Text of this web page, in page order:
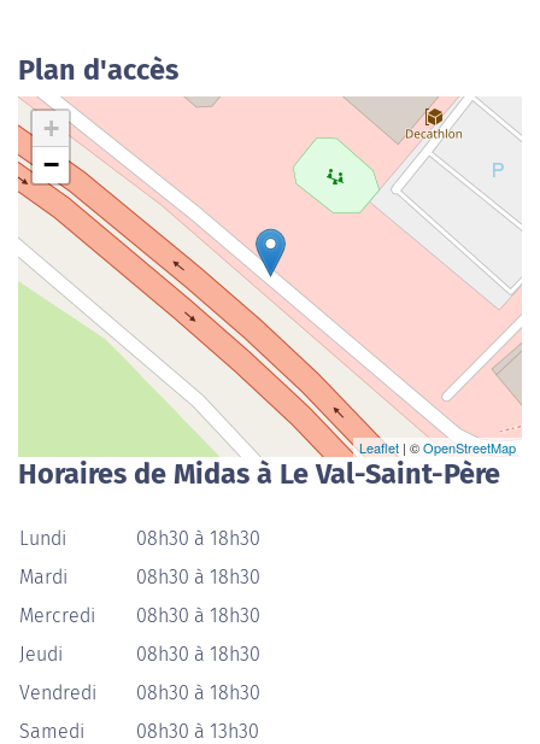
Plan d'accès
+
−
Leaflet | ©OpenStreetMap
Horaires de Midas à Le Val-Saint-Père
Lundi
08h30 à 18h30
Mardi
08h30 à 18h30
Mercredi
08h30 à 18h30
Jeudi
08h30 à 18h30
Vendredi
08h30 à 18h30
Samedi
08h30 à 13h30